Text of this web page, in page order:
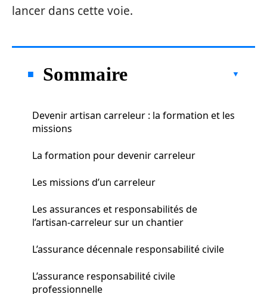
lancer dans cette voie.
Sommaire
Devenir artisan carreleur : la formation et les
missions
La formation pour devenir carreleur
Les missions d’un carreleur
Les assurances et responsabilités de
l’artisan-carreleur sur un chantier
L’assurance décennale responsabilité civile
L’assurance responsabilité civile
professionnelle